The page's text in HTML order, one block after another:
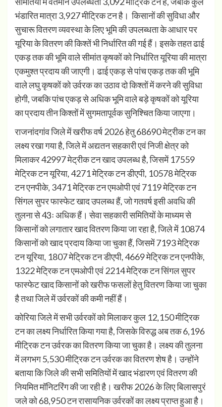
भंडारित मात्रा 3,927 मीट्रिक टन है। किसानों की सुविधा और
सुचारू वितरण व्यवस्था के लिए भूमि की उपलब्धता के आधार पर
यूरिया के वितरण की किश्तें भी निर्धारित की गई हैं। इसके तहत ढाई
एकड़ तक की भूमि वाले सीमांत कृषकों को निर्धारित यूरिया की मात्रा
एकमुश्त प्रदाय की जाएगी। ढाई एकड़ से पांच एकड़ तक की भूमि
वाले लघु कृषकों को उर्वरक का उठाव दो किश्तों में करने की सुविधा
होगी, जबकि पांच एकड़ से अधिक भूमि वाले बड़े कृषकों को यूरिया
का प्रदाय तीन किश्तों में सुगमतापूर्वक सुनिश्चित किया जाएगा।
राजनांदगांव जिले में खरीफ वर्ष 2026 हेतु 68690 मेट्रीक टन का
लक्ष्य रखा गया है, जिले में अद्यतन सहकारी एवं निजी क्षेत्र को
मिलाकर 42997 मेट्रीक टन खाद उपलब्ध है, जिसमें 17559
मेट्रिक टन यूरिया, 4271 मेट्रिक टन डीएपी, 10578 मेट्रिक
टन एनपीके, 3471 मेट्रिक टन एमओपी एवं 7119 मेट्रिक टन
सिंगल सुपर फास्फेट खाद उपलब्ध हैं, जो गतवर्ष इसी अवधि की
तुलना से 43ः अधिक हैं। सेवा सहकारी समितियों के माध्यम से
किसानों को लगातार खाद वितरण किया जा रहा है, जिले में 10874
किसानों को खाद प्रदाय किया जा चुका हैं, जिसमें 7193 मेट्रिक
टन यूरिया, 1807 मेट्रिक टन डीएपी, 4669 मेट्रिक टन एनपीके,
1322 मेट्रिक टन एमओपी एवं 2214 मेट्रिक टन सिंगल सुपर
फास्फेट खाद किसानों को खरीफ फसलों हेतु वितरण किया जा चुका
है तथा जिले में उर्वरकों की कमी नहीं हैं।
कोरिया जिले में सभी उर्वरकों को मिलाकर कुल 12,150 मीट्रिक
टन का लक्ष्य निर्धारित किया गया है, जिसके विरुद्ध अब तक 6,196
मीट्रिक टन उर्वरक का वितरण किया जा चुका है। लक्ष्य की तुलना
में लगभग 5,530 मीट्रिक टन उर्वरक का वितरण शेष है। उन्होंने
बताया कि जिले की सभी समितियों में खाद भंडारण एवं वितरण की
नियमित मॉनिटरिंग की जा रही है। खरीफ 2026 के लिए बिलासपुरं
जले को 68,950 टन रासायनिक उर्वरकों का लक्ष्य प्राप्त हुआ है।